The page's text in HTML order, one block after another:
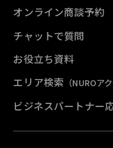
オンライン商談予約
チャットで質問
お役立ち資料
エリア検索 （NUROア
ビジネスパートナー